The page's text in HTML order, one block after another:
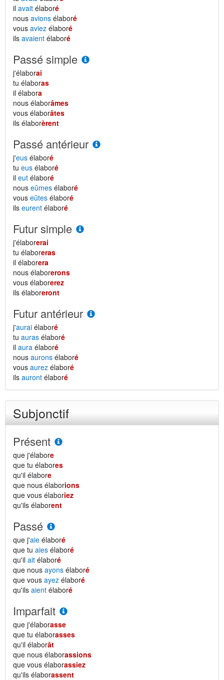
il avait élaboré
nous avions élaboré
vous aviez élaboré
ils avaient élaboré
Passé simple
j'élaborai
tu élaboras
il élabora
nous élaborâmes
vous élaborâtes
ils élaborèrent
Passé antérieur
j'eus élaboré
tu eus élaboré
il eut élaboré
nous eûmes élaboré
vous eûtes élaboré
ils eurent élaboré
Futur simple
j'élaborerai
tu élaboreras
il élaborera
nous élaborerons
vous élaborerez
ils élaboreront
Futur antérieur
j'aurai élaboré
tu auras élaboré
il aura élaboré
nous aurons élaboré
vous aurez élaboré
ils auront élaboré
Subjonctif
Présent
que j'élabore
que tu élabores
qu'il élabore
que nous élaborions
que vous élaboriez
qu'ils élaborent
Passé
que j'aie élaboré
que tu aies élaboré
qu'il ait élaboré
que nous ayons élaboré
que vous ayez élaboré
qu'ils aient élaboré
Imparfait
que j'élaborasse
que tu élaborasses
qu'il élaborât
que nous élaborassions
que vous élaborassiez
qu'ils élaborassent